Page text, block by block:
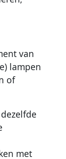
van
lampen
of
met